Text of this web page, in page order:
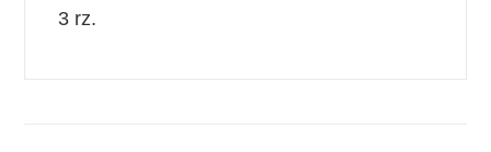
3 rz.